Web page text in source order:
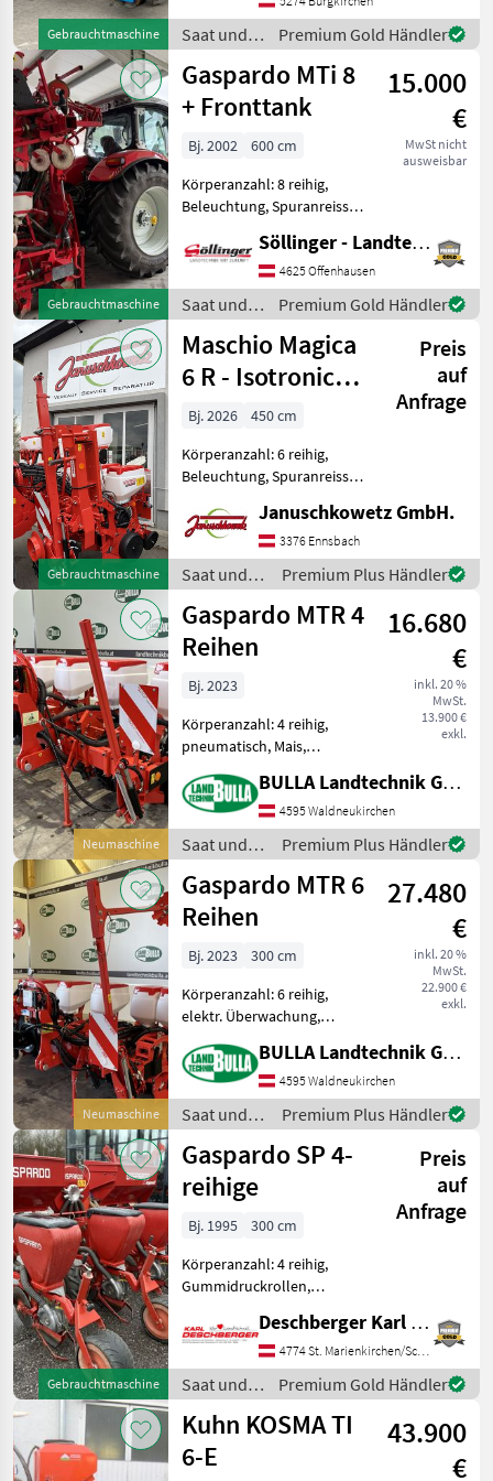
Gebrauchtmaschine
Ausstattung: -
Dreipunktanbau -
Spuranreißer -
Düngerbehälter - Andr
Saat und
Pflege /
Monosem
Premium Gold Händler
Gebrauchtmaschine
Gaspardo MTi 8
+ Fronttank
15.000
€
MwSt nicht
ausweisbar
Bj. 2002
600 cm
Körperanzahl: 8 reihig,
Beleuchtung, Spuranreisser,
Gummidruckrollen, hydr.
klappbar, Mais,
pneumatisch,
Reihendüngerstreuer,
elektr. Überwachung Micro
Söllinger - Landtechnik GmbH
4625 Offenhausen
Saat und
Pflege /
Gaspardo
Premium Gold Händler
Gebrauchtmaschine
Maschio Magica
6 R - Isotronic
Modell 2026
inkl. elektr.
Preis
auf
Anfrage
Bj. 2026
450 cm
Körperanzahl: 6 reihig,
Beleuchtung, Spuranreisser,
Gummidruckrollen, hydr.
klappbar, Mais,
pneumatisch, Rüben, elektr.
Überwachung 6 reihige
Einzelkor
Januschkowetz GmbH.
3376 Ennsbach
Saat und
Pflege /
Maschio
Premium Plus Händler
Neumaschine
Gaspardo MTR 4
Reihen
16.680
€
inkl. 20 %
MwSt.
13.900 €
exkl.
Bj. 2023
Körperanzahl: 4 reihig,
pneumatisch, Mais,
Spuranreisser, Beleuchtung
GASPARDO MTR 4 Reihen +
MTR Säaggregat + bis 150 kg
Schardruck stufenlos
einstel
BULLA Landtechnik GmbH
4595 Waldneukirchen
Saat und
Pflege /
Gaspardo
Premium Plus Händler
Neumaschine
Gaspardo MTR 6
Reihen
27.480
€
inkl. 20 %
MwSt.
22.900 €
exkl.
Bj. 2023
300 cm
Körperanzahl: 6 reihig,
elektr. Überwachung,
klappbar,
Gummidruckrollen,
Spuranreisser, Beleuchtung
GASPARDO MTR 6 Reihen +
Bj. 2023, Lagermaschin
BULLA Landtechnik GmbH
4595 Waldneukirchen
Saat und
Pflege /
Gaspardo
Premium Plus Händler
Gebrauchtmaschine
Gaspardo SP 4-
reihige
Preis
auf
Anfrage
Bj. 1995
300 cm
Körperanzahl: 4 reihig,
Gummidruckrollen,
4-reihig mit Düngerstreuer
(2 x 160 l) mit
Stiefelscharen,
Doppelscheibenscharen bei
Säelement, Spu
Deschberger Karl Landtechnik GesmbH & Co KG
4774 St. Marienkirchen/Schärding
Saat und
Pflege /
Gaspardo
Premium Gold Händler
Kuhn KOSMA TI
6-E
43.900
€